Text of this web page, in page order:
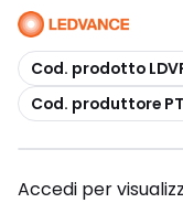
copia
Cod. prodotto
copia
Cod. produttore
Accedi per